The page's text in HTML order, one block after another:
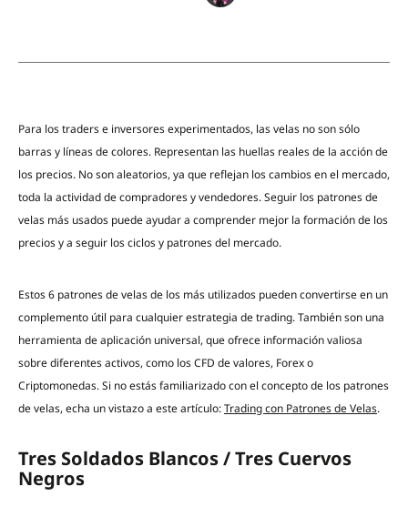
Para los traders e inversores experimentados, las velas no son sólo
barras y líneas de colores. Representan las huellas reales de la acción de
los precios. No son aleatorios, ya que reflejan los cambios en el mercado,
toda la actividad de compradores y vendedores. Seguir los patrones de
velas más usados puede ayudar a comprender mejor la formación de los
precios y a seguir los ciclos y patrones del mercado.
Estos 6 patrones de velas de los más utilizados pueden convertirse en un
complemento útil para cualquier estrategia de trading. También son una
herramienta de aplicación universal, que ofrece información valiosa
sobre diferentes activos, como los CFD de valores, Forex o
Criptomonedas. Si no estás familiarizado con el concepto de los patrones
de velas, echa un vistazo a este artículo:Trading con Patrones de Velas.
Tres Soldados Blancos / Tres Cuervos
Negros